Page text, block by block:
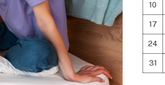
10
17
24
31